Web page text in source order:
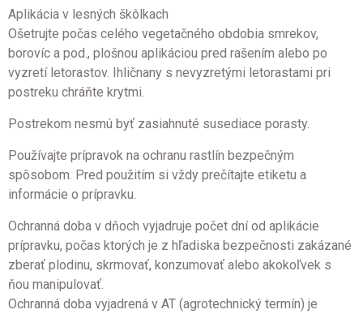
Aplikácia v lesných škôlkach
Ošetrujte počas celého vegetačného obdobia smrekov,
borovíc a pod., plošnou aplikáciou pred rašením alebo po
vyzretí letorastov. Ihličnany s nevyzretými letorastami pri
postreku chráňte krytmi.
Postrekom nesmú byť zasiahnuté susediace porasty.
Používajte prípravok na ochranu rastlín bezpečným
spôsobom. Pred použitím si vždy prečítajte etiketu a
informácie o prípravku.
Ochranná doba v dňoch vyjadruje počet dní od aplikácie
prípravku, počas ktorých je z hľadiska bezpečnosti zakázané
zberať plodinu, skrmovať, konzumovať alebo akokoľvek s
ňou manipulovať.
Ochranná doba vyjadrená v AT (agrotechnický termín) je